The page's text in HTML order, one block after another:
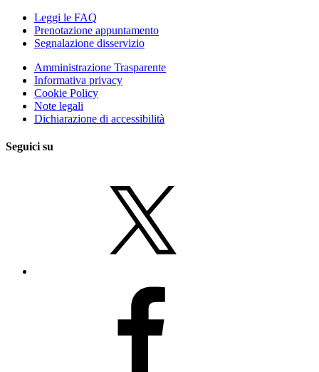
Leggi le FAQ
Prenotazione appuntamento
Segnalazione disservizio
Amministrazione Trasparente
Informativa privacy
Cookie Policy
Note legali
Dichiarazione di accessibilità
Seguici su